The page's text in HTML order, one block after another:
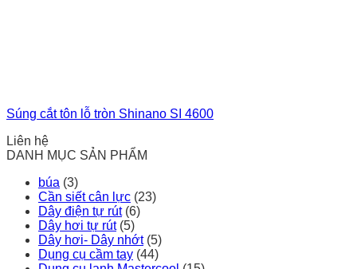
Súng cắt tôn lỗ tròn Shinano SI 4600
Liên hệ
DANH MỤC SẢN PHẨM
búa (3)
Cần siết cân lực (23)
Dây điện tự rút (6)
Dây hơi tự rút (5)
Dây hơi- Dây nhớt (5)
Dụng cụ cầm tay (44)